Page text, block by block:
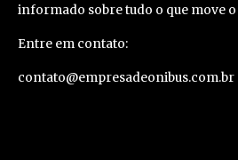
informado sobre tudo o que move
Entre em contato:
contato@empresadeonibus.com.br